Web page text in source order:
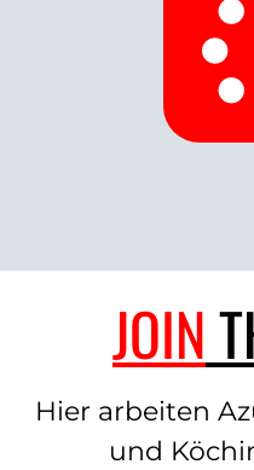
JOIN
Hier arbeiten
und